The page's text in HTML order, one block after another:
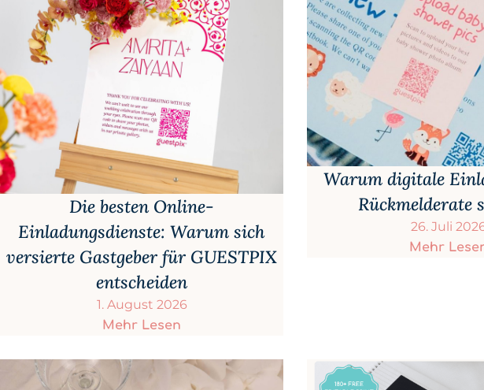
Die besten Online-
Einladungsdienste: Warum sich
versierte Gastgeber für GUESTPIX
entscheiden
1. August 2026
Mehr Lesen
Warum digitale
Rückmelderate
26. Juli
Mehr